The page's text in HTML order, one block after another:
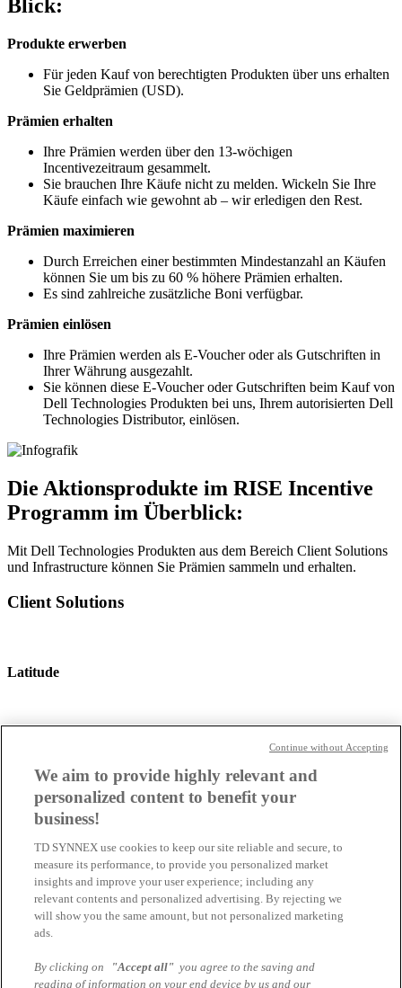
Blick:
Produkte erwerben
Für jeden Kauf von berechtigten Produkten über uns erhalten
Sie Geldprämien (USD).
Prämien erhalten
Ihre Prämien werden über den 13-wöchigen
Incentivezeitraum gesammelt.
Sie brauchen Ihre Käufe nicht zu melden. Wickeln Sie Ihre
Käufe einfach wie gewohnt ab – wir erledigen den Rest.
Prämien maximieren
Durch Erreichen einer bestimmten Mindestanzahl an Käufen
können Sie um bis zu 60 % höhere Prämien erhalten.
Es sind zahlreiche zusätzliche Boni verfügbar.
Prämien einlösen
Ihre Prämien werden als E-Voucher oder als Gutschriften in
Ihrer Währung ausgezahlt.
Sie können diese E-Voucher oder Gutschriften beim Kauf von
Dell Technologies Produkten bei uns, Ihrem autorisierten Dell
Technologies Distributor, einlösen.
Die Aktionsprodukte im RISE Incentive
Programm im Überblick:
Mit Dell Technologies Produkten aus dem Bereich Client Solutions
und Infrastructure können Sie Prämien sammeln und erhalten.
Client Solutions
Latitude
Precision
Infrastructure
PowerEdge Server
dem Programm berücksichtigt werden.
We aim to provide highly relevant and
personalized content to benefit your
business!
TD SYNNEX use cookies to keep our site reliable and secure, to
measure its performance, to provide you personalized market
insights and improve your user experience; including any
relevant contents and personalized advertising. By rejecting we
will show you the same amount, but not personalized marketing
ads.
By clicking on "Accept all" you agree to the saving and
reading of information on your end device by us and our
Continue without Accepting